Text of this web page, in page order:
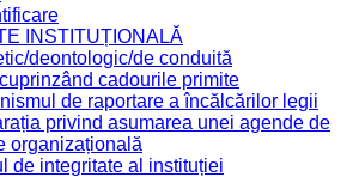
INSTITUȚIONALĂ
deontologic/de conduită
cadourile primite
de raportare a încălcărilor legii
privind asumarea unei agende de
organizațională
de integritate al instituției